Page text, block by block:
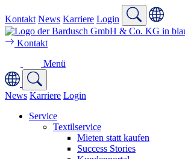
Kontakt News Karriere Login
Kontakt
Menü
News Karriere Login
Service
Textilservice
Mieten statt kaufen
Success Stories